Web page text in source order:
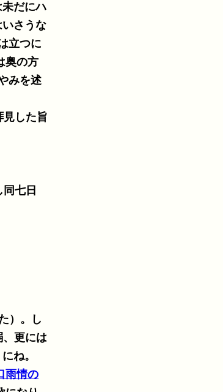
だにハ
さうな
立つに
みを述
見した旨
七日
）。し
ね。
雨情の